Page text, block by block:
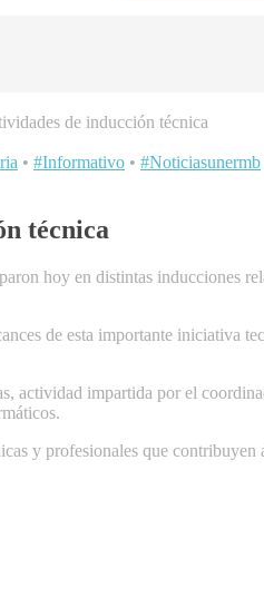
de inducción técnica
• #Informativo • #Noticiasunermb
técnica
hoy en distintas inducciones
de esta importante iniciativa
actividad impartida por el
y profesionales que contribuyen